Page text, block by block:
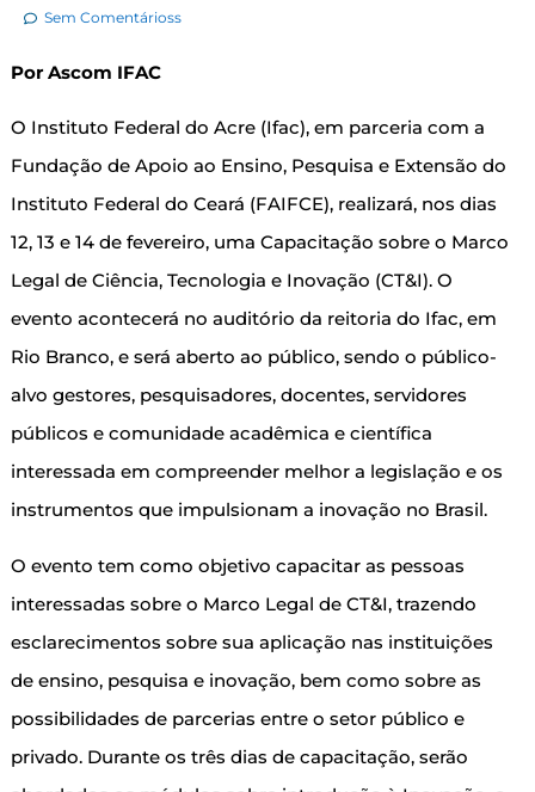
Sem Comentárioss
Por Ascom IFAC
O Instituto Federal do Acre (Ifac), em parceria com a
Fundação de Apoio ao Ensino, Pesquisa e Extensão do
Instituto Federal do Ceará (FAIFCE), realizará, nos dias
12, 13 e 14 de fevereiro, uma Capacitação sobre o Marco
Legal de Ciência, Tecnologia e Inovação (CT&I). O
evento acontecerá no auditório da reitoria do Ifac, em
Rio Branco, e será aberto ao público, sendo o público-
alvo gestores, pesquisadores, docentes, servidores
públicos e comunidade acadêmica e científica
interessada em compreender melhor a legislação e os
instrumentos que impulsionam a inovação no Brasil.
O evento tem como objetivo capacitar as pessoas
interessadas sobre o Marco Legal de CT&I, trazendo
esclarecimentos sobre sua aplicação nas instituições
de ensino, pesquisa e inovação, bem como sobre as
possibilidades de parcerias entre o setor público e
privado. Durante os três dias de capacitação, serão